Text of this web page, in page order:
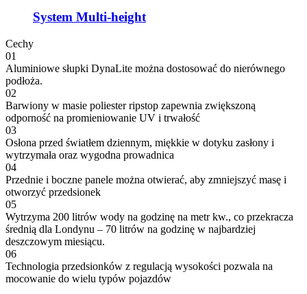
System Multi-height
Cechy
01
Aluminiowe słupki DynaLite można dostosować do nierównego
podłoża.
02
Barwiony w masie poliester ripstop zapewnia zwiększoną
odporność na promieniowanie UV i trwałość
03
Osłona przed światłem dziennym, miękkie w dotyku zasłony i
wytrzymała oraz wygodna prowadnica
04
Przednie i boczne panele można otwierać, aby zmniejszyć masę i
otworzyć przedsionek
05
Wytrzyma 200 litrów wody na godzinę na metr kw., co przekracza
średnią dla Londynu – 70 litrów na godzinę w najbardziej
deszczowym miesiącu.
06
Technologia przedsionków z regulacją wysokości pozwala na
mocowanie do wielu typów pojazdów